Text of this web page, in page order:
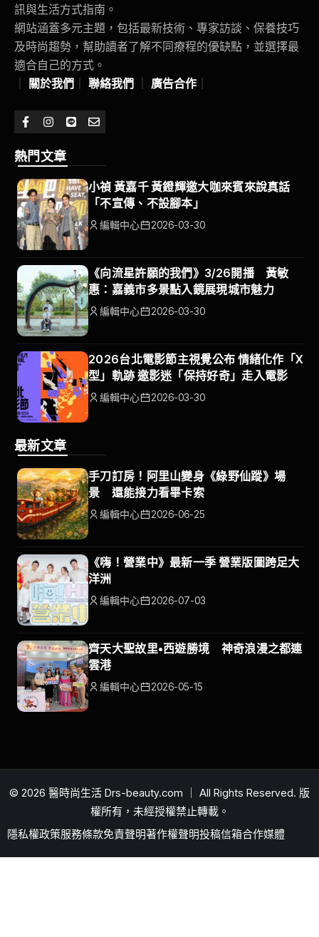
訊與生活方式指南。
網站涵蓋多元主題，包括最新技術、專家訪談、保養技巧
及時尚趨勢，幫助讀者了解不同療程的優缺點，並選擇最
適合自己的方式。
關於我們 聯絡我們 廣告合作
熱門文章
小禎 黃嘉千 黃鐙輝邀大咖來賓來說真話
「不宣傳、不設腳本」
編輯中心 2026-03-30
《向流星許願的我們》3/26開播 黃敏
惠：嘉義市多景點入鏡展現城市魅力
編輯中心 2026-03-30
2026台北電影節主視覺公布 情緒化作「X
型」軌跡 邀影迷「保持好奇」走入電影
編輯中心 2026-03-30
最新文章
手刀訂房！阿里山變身《綠野仙蹤》場
景 還能接力看畢卡索
編輯中心 2026-06-25
《嗨！營業中》最新一季 營業版圖跨足大
洋洲
編輯中心 2026-07-03
齊天大聖故里•西遊勝境 神奇浪漫之都連
雲港
編輯中心 2026-05-15
© 2026 醫時尚生活 Drs-beauty.com ｜ All Rights Reserved. 版
權所有，未經授權禁止轉載。
隱私權政策服務條款免責聲明著作權聲明投稿信箱合作媒體